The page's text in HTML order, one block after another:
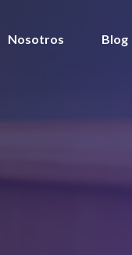
Nosotros Blog